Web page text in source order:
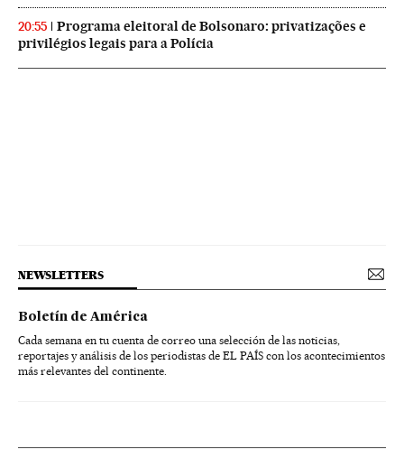
20:55
Programa eleitoral de Bolsonaro: privatizações e
privilégios legais para a Polícia
NEWSLETTERS
Boletín de América
Cada semana en tu cuenta de correo una selección de las noticias,
reportajes y análisis de los periodistas de EL PAÍS con los acontecimientos
más relevantes del continente.